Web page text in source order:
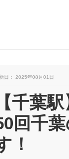
日： 2025年08月01日
【千葉
回千
！